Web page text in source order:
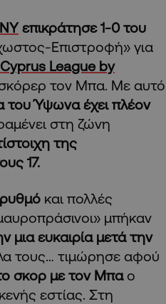
επικράτησε 1-0 του
Επιστροφή» για
Cyprus League by
τον Μπα. Με αυτό
του Ύψωνα έχει πλέον
στη ζώνη
της
17.
και πολλές
μπήκαν
μια ευκαιρία μετά την
τους… τιμώρησε αφού
σκορ με τον Μπαο
εστίας. Στη